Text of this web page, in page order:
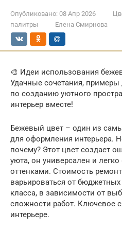
Опубликовано: 08 Апр 2026
палитры
Елена Смирнова
🎨 Идеи использования
Удачные сочетания,
по созданию уютного
интерьер вместе!
Бежевый цвет – один из
для оформления интерьера.
почему? Этот цвет создает
уюта, он универсален и легко
оттенками. Стоимость
варьироваться от
класса, в зависимости от
сложности работ. Ключевое
интерьере.